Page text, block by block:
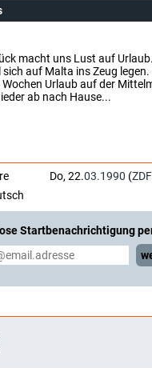
macht uns Lust auf
auf Malta ins Zeug
Urlaub auf der
ab nach Hause...
Do, 22.03.1990 (ZDF
Startbenachrichtigung